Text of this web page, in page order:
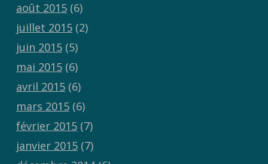
août 2015(6)
juillet 2015(2)
juin 2015(5)
mai 2015(6)
avril 2015(6)
mars 2015(6)
février 2015(7)
janvier 2015(7)